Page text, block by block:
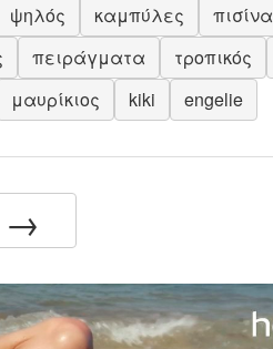
ψηλός καμπύλες πισίνα
πειράγματα τροπικός
μαυρίκιος kiki engelie
→